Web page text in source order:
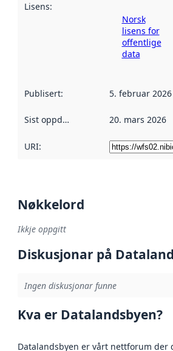
Lisens:
Norsk
lisens for
offentlige
data
Publisert: 5. februar 2026
Sist oppdatert 20. mars 2026
URI:
Nøkkelord
Ikkje oppgitt
Diskusjonar på
Ingen diskusjonar funne
Kva er Datalandsbyen?
Datalandsbyen er vårt nettforum der